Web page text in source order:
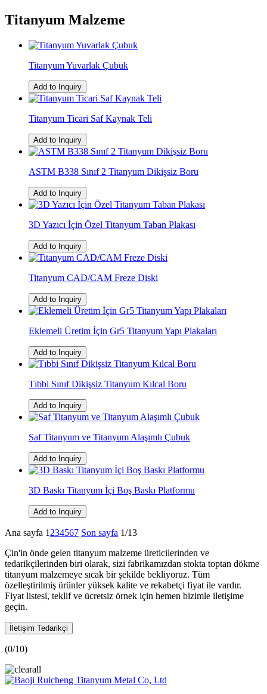
Titanyum Malzeme
Titanyum Yuvarlak Çubuk
Add to Inquiry
Titanyum Ticari Saf Kaynak Teli
Add to Inquiry
ASTM B338 Sınıf 2 Titanyum Dikişsiz Boru
Add to Inquiry
3D Yazıcı İçin Özel Titanyum Taban Plakası
Add to Inquiry
Titanyum CAD/CAM Freze Diski
Add to Inquiry
Eklemeli Üretim İçin Gr5 Titanyum Yapı Plakaları
Add to Inquiry
Tıbbi Sınıf Dikişsiz Titanyum Kılcal Boru
Add to Inquiry
Saf Titanyum ve Titanyum Alaşımlı Çubuk
Add to Inquiry
3D Baskı Titanyum İçi Boş Baskı Platformu
Add to Inquiry
Ana sayfa 1 234567 Son sayfa 1/13
Çin'in önde gelen titanyum malzeme üreticilerinden ve
tedarikçilerinden biri olarak, sizi fabrikamızdan stokta toptan dökme
titanyum malzemeye sıcak bir şekilde bekliyoruz. Tüm
özelleştirilmiş ürünler yüksek kalite ve rekabetçi fiyat ile vardır.
Fiyat listesi, teklif ve ücretsiz örnek için hemen bizimle iletişime
geçin.
İletişim Tedarikçi
(0/10)